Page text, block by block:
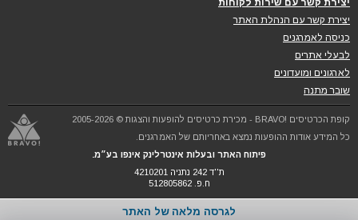
יצירת קשר עם שירות לקוחות
יצירת קשר עם הנהלת האתר
כניסה לאמרגנים
לבעלי אתרים
לארגונים ומועדונים
שובר מתנה
קופת הכרטיסים !BRAVO - מכירת כרטיסים להופעות והצגות © 2005-2026
כל המידע אודות ההופעות נמצא באחריותם של האמרגנים.
פיתוח האתר ובעלות אינטרלינק אינפו בע״מ.
ת''ד 242 נתניה 4210201
ח.פ. 512805862
לגרסה מלאה של האתר